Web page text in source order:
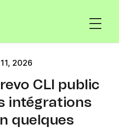
2026
CLI public
intégrations
quelques